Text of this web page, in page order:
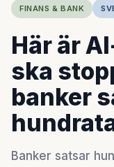
FINANS & BANK
Här är
ska
banker
Banker satsar